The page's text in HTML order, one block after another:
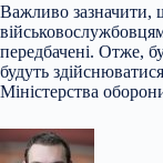
Важливо зазначити,
передбачені. Отже,
будуть
Міністерства